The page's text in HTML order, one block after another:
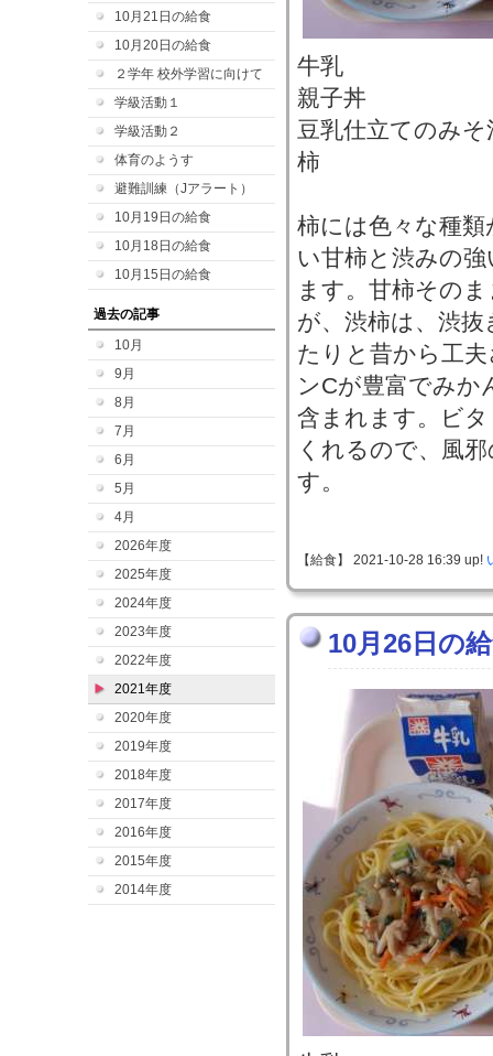
10月21日の給食
10月20日の給食
２学年 校外学習に向けて
学級活動１
学級活動２
体育のようす
避難訓練（Jアラート）
10月19日の給食
10月18日の給食
10月15日の給食
過去の記事
10月
9月
8月
7月
6月
5月
4月
2026年度
2025年度
2024年度
2023年度
2022年度
2021年度
2020年度
2019年度
2018年度
2017年度
2016年度
2015年度
2014年度
牛乳
親子丼
豆乳仕立てのみそ
柿
柿には色々な種
い甘柿と渋みの
ます。甘柿その
が、渋柿は、渋
たりと昔から工
ンCが豊富でみか
含まれます。ビ
くれるので、風
す。
【給食】 2021-10-28 16:39 up!
10月26日の